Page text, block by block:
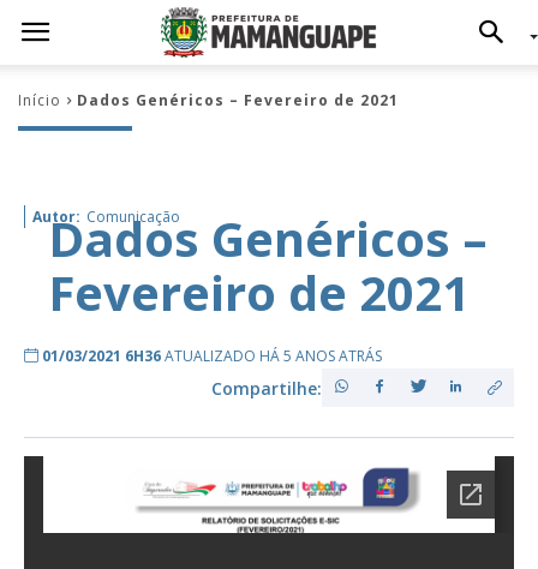
Início Dados Genéricos – Fevereiro de 2021
Autor: Comunicação
Dados Genéricos –
Fevereiro de 2021
01/03/2021 6H36ATUALIZADO HÁ 5 ANOS ATRÁS
Compartilhe: